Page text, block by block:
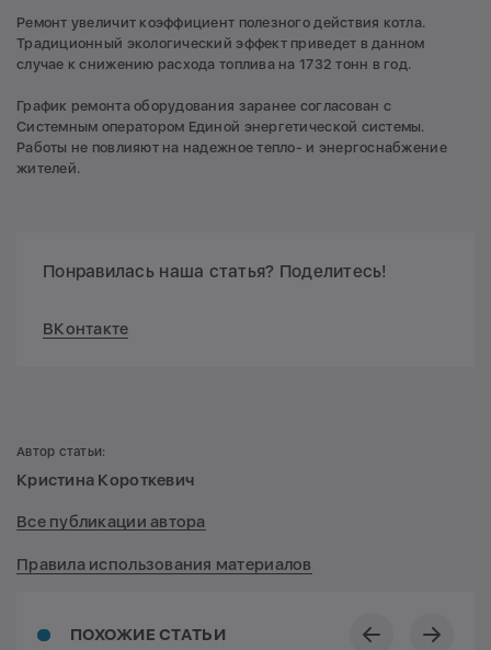
Ремонт увеличит коэффициент полезного действия котла.
Традиционный экологический эффект приведет в данном
случае к снижению расхода топлива на 1732 тонн в год.
График ремонта оборудования заранее согласован с
Системным оператором Единой энергетической системы.
Работы не повлияют на надежное тепло- и энергоснабжение
жителей.
Понравилась наша статья? Поделитесь!
ВКонтакте
ПОХОЖИЕ СТАТЬИ
Автор статьи:
Кристина Короткевич
Все публикации автора
Правила использования материалов